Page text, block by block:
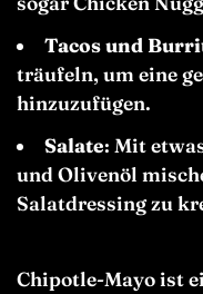
Tacos und
träufeln, um eine
hinzuzufügen.
Salate: Mit
und Olivenöl
Salatdressing zu
Chipotle-Mayo ist